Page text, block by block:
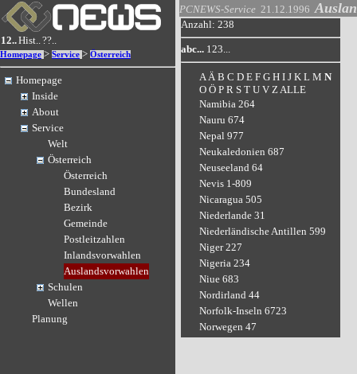
12..Hist..??..
Homepage > Service > Österreich
Homepage
Inside
About
Service
Welt
Österreich
Österreich
Bundesland
Bezirk
Gemeinde
Postleitzahlen
Inlandsvorwahlen
Auslandsvorwahlen
Schulen
Wellen
Planung
PCNEWS-Service 21.12.1996
Anzahl: 238
abc... 123...
A Ä B C D E F G H I J K L M N
O Ö P R S T U V Z ALLE
Namibia 264
Nauru 674
Nepal 977
Neukaledonien 687
Neuseeland 64
Nevis 1-809
Nicaragua 505
Niederlande 31
Niederländische Antillen 599
Niger 227
Nigeria 234
Niue 683
Nordirland 44
Norfolk-Inseln 6723
Norwegen 47